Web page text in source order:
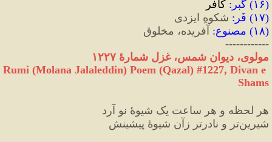
(۱۶) گبر : کافر
(۱۷) فَر : شکوهِ ایزدی
(۱۸) مصنوع: آفریده، مخلوق
------------
مولوی، دیوان شمس، غزل شمارهٔ ۱۲۲۷
Rumi (Molana Jalaleddin) Poem (Qazal) #1227, Divan e
Shams
هر لحظه و هر ساعت یک شیوهٔ نو آرد
شیرین‌تر و نادرتر زآن شیوهٔ پیشینش